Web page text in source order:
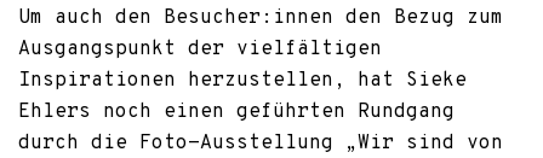
Um auch den Besucher:innen den Bezug zum
Ausgangspunkt der vielfältigen
Inspirationen herzustellen, hat Sieke
Ehlers noch einen geführten Rundgang
durch die Foto-Ausstellung „Wir sind von